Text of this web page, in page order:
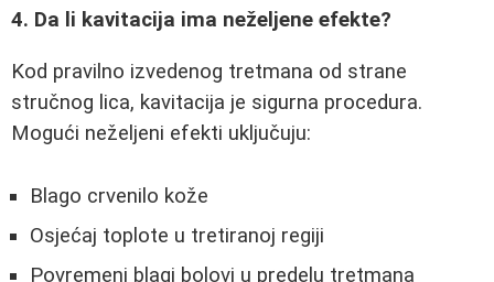
4. Da li kavitacija ima neželjene efekte?
Kod pravilno izvedenog tretmana od strane
stručnog lica, kavitacija je sigurna procedura.
Mogući neželjeni efekti uključuju:
Blago crvenilo kože
Osjećaj toplote u tretiranoj regiji
Povremeni blagi bolovi u predelu tretmana